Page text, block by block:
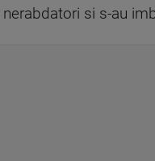
si s-au